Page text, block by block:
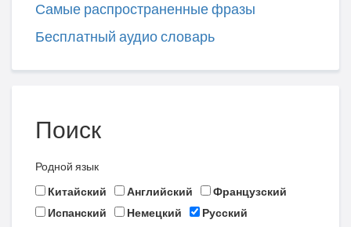
Самые распространенные фразы
Бесплатный аудио словарь
Поиск
Родной язык
Китайский
Английский
Французский
Испанский
Немецкий
Русский